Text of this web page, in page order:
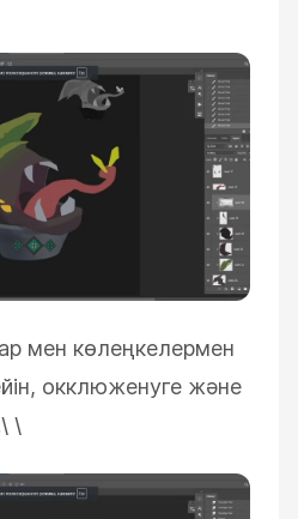
мен көлеңкелермен
окклюженуге және
\